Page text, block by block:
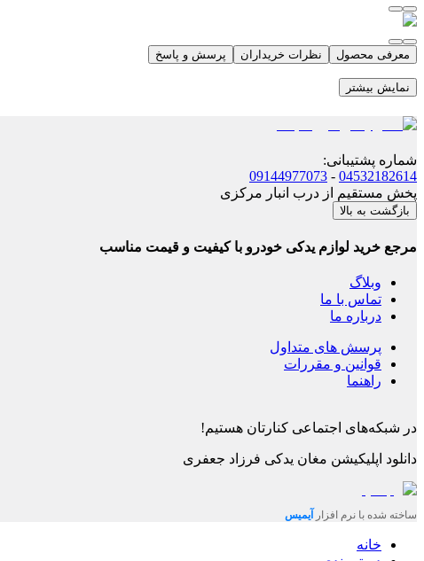
معرفی محصول نظرات خریداران پرسش و پاسخ
نمایش بیشتر
شماره پشتیبانی:
04532182614
-
09144977073
پخش مستقیم از درب انبار مرکزی
بازگشت به بالا
مرجع خرید لوازم یدکی خودرو با کیفیت و قیمت مناسب
وبلاگ
تماس با ما
درباره ما
پرسش های متداول
قوانین و مقررات
راهنما
در شبکه‌های اجتماعی کنارتان هستیم!
دانلود اپلیکیشن مغان یدکی فرزاد جعفری
ساخته شده با نرم افزار آیمیس
خانه